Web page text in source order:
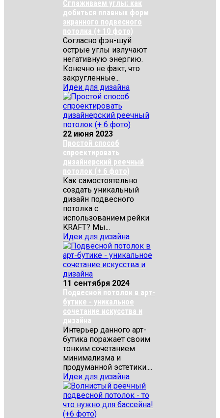
Сглаживаем углы: как
добиться плавных форм
экранного подвесного
потолка (+ 10 фото)
Согласно фэн-шуй
острые углы излучают
негативную энергию.
Конечно не факт, что
закругленные...
Идеи для дизайна
22 июня 2023
Простой способ
спроектировать
дизайнерский реечный
потолок (+ 6 фото)
Как самостоятельно
создать уникальный
дизайн подвесного
потолка с
использованием рейки
KRAFT? Мы...
Идеи для дизайна
11 сентября 2024
Подвесной потолок в арт-
бутике - уникальное
сочетание искусства и
дизайна
Интерьер данного арт-
бутика поражает своим
тонким сочетанием
минимализма и
продуманной эстетики....
Идеи для дизайна